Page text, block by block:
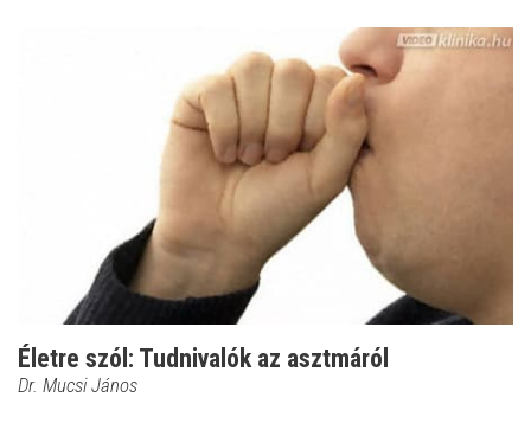
Életre szól: Tudnivalók az asztmáról
Dr. Mucsi János